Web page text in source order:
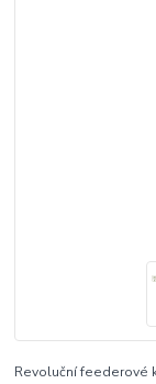
Revoluční feederové